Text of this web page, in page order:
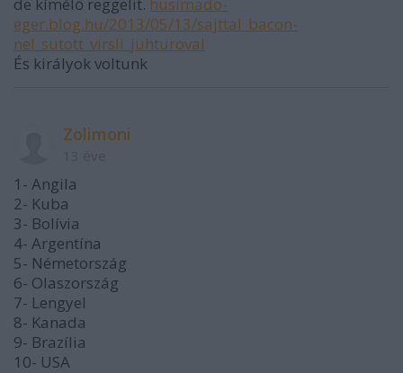
eger.blog.hu/2013/05/13/sajttal_bacon-
nel_sutott_virsli_juhturoval
És királyok voltunk
Zolimoni
1- Angila
2- Kuba
3- Bolívia
4- Argentína
5- Németország
6- Olaszország
7- Lengyel
8- Kanada
9- Brazília
10- USA